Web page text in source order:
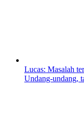
Lucas: Masalah
Undang-undang,